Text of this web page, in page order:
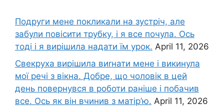
Подруги мене покликали на зустріч, але
забули повісити трубку, і я все почула. Ось
тоді і я вирішила надати їм урок. April 11, 2026
Свекруха вирішила виrнати мене і викинула
мої речі з вікна. Добре, що чоловік в цей
день повернувся в роботи раніше і побачив
все. Ось як він вчинив з матір’ю. April 11, 2026